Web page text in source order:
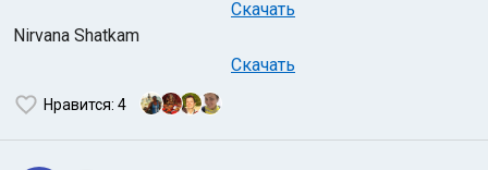
Скачать
Nirvana Shatkam
Скачать
Нравится: 4